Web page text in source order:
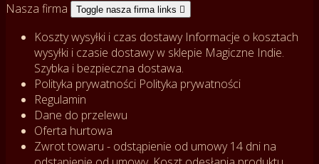
Nasza firma
Toggle nasza firma links 
Koszty wysyłki i czas dostawy Informacje o kosztach
wysyłki i czasie dostawy w sklepie Magiczne Indie.
Szybka i bezpieczna dostawa.
Polityka prywatności Polityka prywatności
Regulamin
Dane do przelewu
Oferta hurtowa
Zwrot towaru - odstąpienie od umowy14 dni na